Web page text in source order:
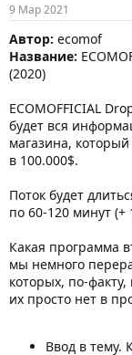
м
ы
а
л
а
9 Мар 2021
Автор: ecomof
Название:
(2020)
ECOMOFFICIAL
будет вся
магазина,
в 100.000$.
Поток будет
по 60-120 минут (+
Какая программа
мы немного
которых, по-
их просто нет в
Ввод в тему.